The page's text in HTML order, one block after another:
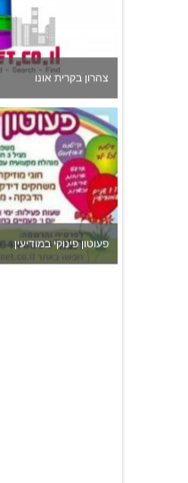
צהרון בקרית אונו
פעוטון פינוקי במודיעין